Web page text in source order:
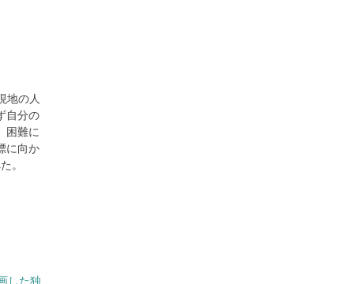
地の人
自分の
困難に
に向か
。
した独